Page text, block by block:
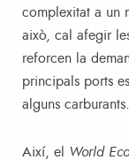
complexitat a un
això, cal afegir
reforcen la
principals ports
alguns carburants.
Així, el World